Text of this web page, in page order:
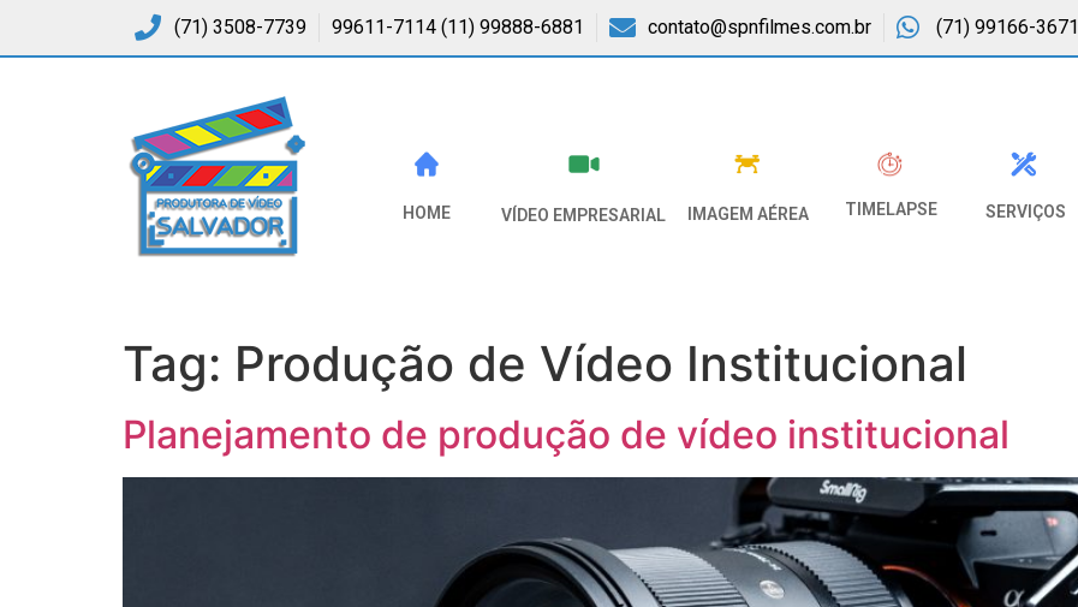
(71) 3508-7739 99611-7114 (11) 99888-6881 contato@spnfilmes.com.br (71) 99166-3671
HOME VÍDEO EMPRESARIAL IMAGEM AÉREA TIMELAPSE SERVIÇOS
Tag: Produção de Vídeo Institucional
Planejamento de produção de vídeo institucional